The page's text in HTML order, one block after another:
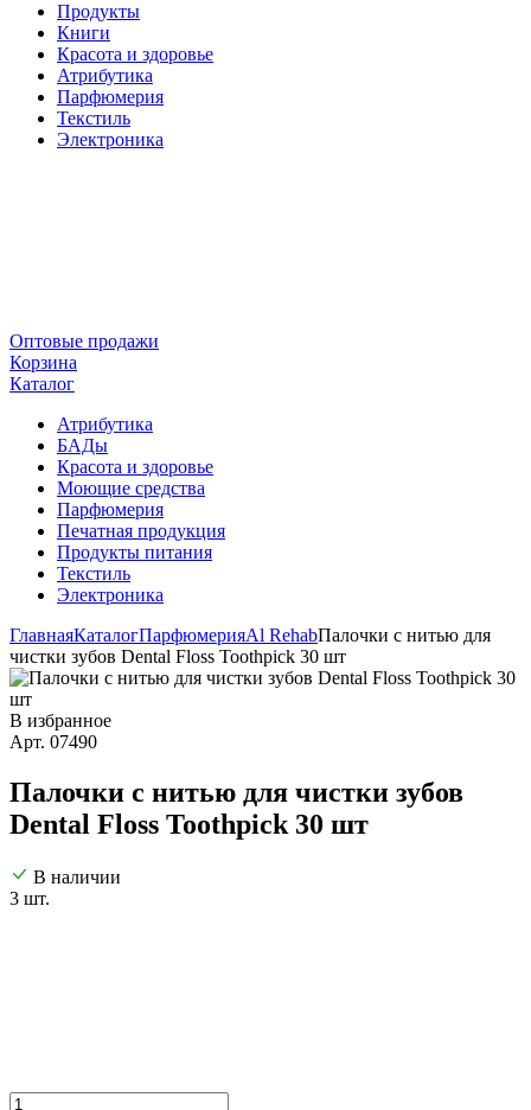
Продукты
Книги
Красота и здоровье
Атрибутика
Парфюмерия
Текстиль
Электроника
Оптовые продажи
Корзина
Каталог
Атрибутика
БАДы
Красота и здоровье
Моющие средства
Парфюмерия
Печатная продукция
Продукты питания
Текстиль
Электроника
ГлавнаяКаталогПарфюмерияAl RehabПалочки с нитью для
чистки зубов Dental Floss Toothpick 30 шт
В избранное
Арт. 07490
Палочки с нитью для чистки зубов
Dental Floss Toothpick 30 шт
В наличии
3 шт.